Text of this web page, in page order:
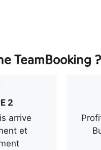
TeamBooking ?
2
arrive
et